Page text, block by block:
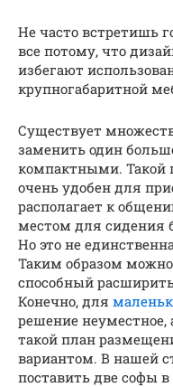
Не часто встретишь
все потому, что
избегают
крупногабаритной
Существует
заменить один
компактными. Такой
очень удобен для
располагает к
местом для сидения
Но это не
Таким образом
способный
Конечно, для
решение неуместное,
такой план
вариантом. В нашей
поставить две софы в